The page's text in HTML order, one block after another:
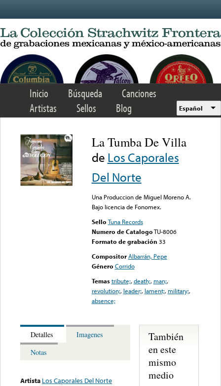
Inicio Búsqueda
Canciones
Artistas
Sellos Blog Español
La Tumba De Villa
de Los Caporales
Del Norte
Una Produccion de Miguel Moreno A.
Bajo licencia de Fonomex.
Sello Tuna Records
Numero de CatalogoTU-8006
Formato de grabación 33
Compositor Albarrán, Pepe
Género Corrido
Temas tribute;,death;, man;,
revolution;, leader;, lament;, military;,
absence;
Detalles
Imagenes
Notas
Artista Los Caporales Del Norte
También
en este
mismo
medio